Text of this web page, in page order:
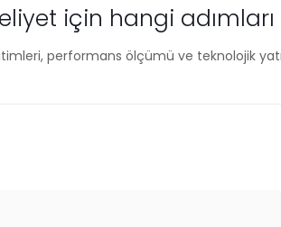
için hangi
performans ölçümü ve teknolojik